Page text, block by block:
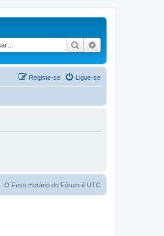
Pesquisar
Ligue-se
Registe-se
O Fuso Horário do Fórum é UTC